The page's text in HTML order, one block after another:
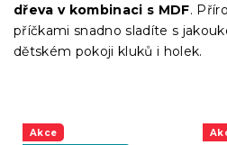
dřeva v kombinaci s MDF.
příčkami snadno sladíte s
dětském pokoji kluků i holek.
Akce